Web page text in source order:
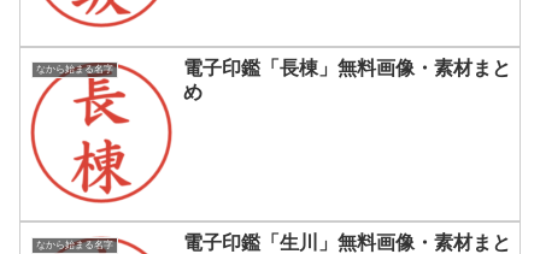
なから始まる名字
電子印鑑「長棟」無料画像・素材まと
め
なから始まる名字
電子印鑑「生川」無料画像・素材まと